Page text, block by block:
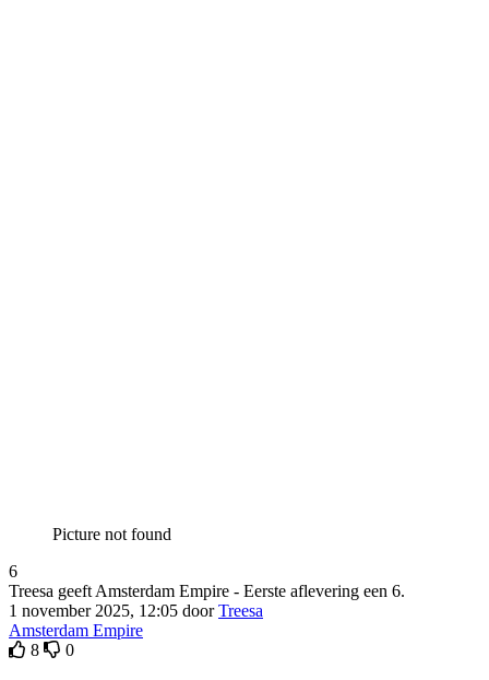
Picture not found
6
Treesa geeft Amsterdam Empire - Eerste aflevering een 6.
1 november 2025, 12:05 doorTreesa
Amsterdam Empire
8
0